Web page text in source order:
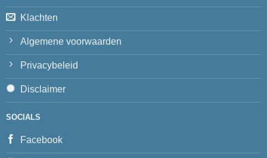
Klachten
Algemene voorwaarden
Privacybeleid
Disclaimer
SOCIALS
Facebook